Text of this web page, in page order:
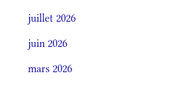
juillet 2026
juin 2026
mars 2026